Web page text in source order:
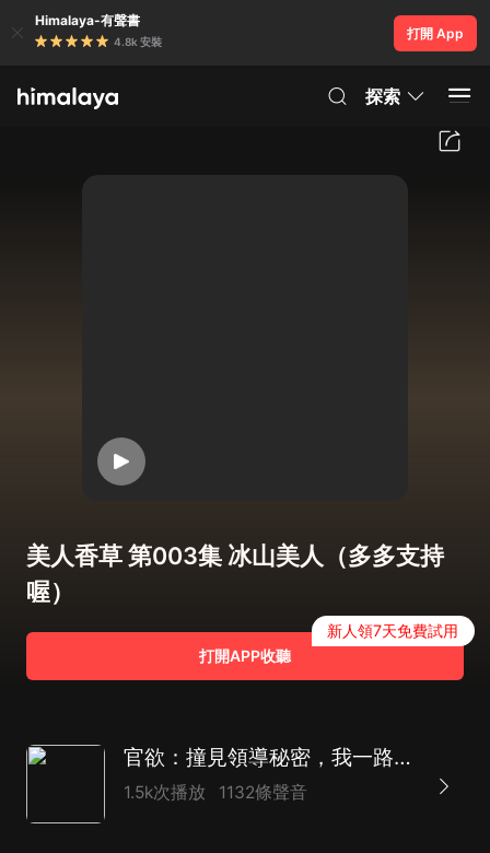
Himalaya-有聲書
4.8k 安裝
打開 App
探索
美人香草 第003集 冰山美人（多多支持
喔）
打開APP收聽
新人領7天免費試用
官欲：撞見領導秘密，我一路高升|官場權謀|多人劇
1.5k次播放 1132條聲音